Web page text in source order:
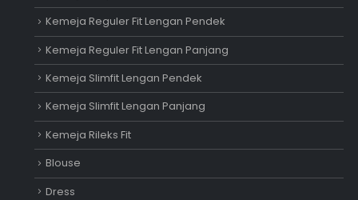
Kemeja Reguler Fit Lengan Pendek
Kemeja Reguler Fit Lengan Panjang
Kemeja Slimfit Lengan Pendek
Kemeja Slimfit Lengan Panjang
Kemeja Rileks Fit
Blouse
Dress